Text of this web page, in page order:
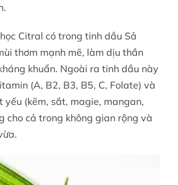
Citral có trong tinh dầu Sả
thơm mạnh mẽ, làm dịu thần
khuẩn. Ngoài ra tinh dầu này
(A, B2, B3, B5, C, Folate) và
yếu (kẽm, sắt, magie, mangan,
cho cả trong không gian rộng và